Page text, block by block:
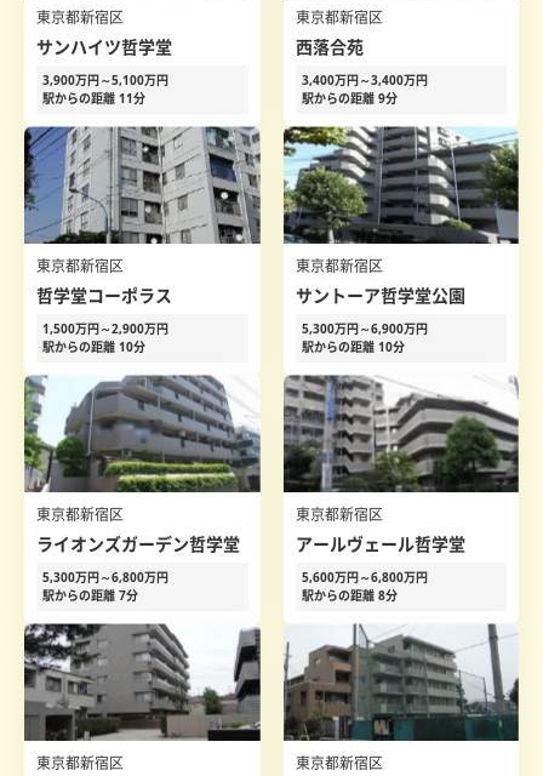
東京都新宿区
サンハイツ哲学堂
3,900万円～5,100万円
駅からの距離 11分
東京都新宿区
西落合苑
3,400万円～3,400万円
駅からの距離 9分
東京都新宿区
哲学堂コーポラス
1,500万円～2,900万円
駅からの距離 10分
東京都新宿区
サントーア哲学堂公園
5,300万円～6,900万円
駅からの距離 10分
東京都新宿区
ライオンズガーデン哲学堂
5,300万円～6,800万円
駅からの距離 7分
東京都新宿区
アールヴェール哲学堂
5,600万円～6,800万円
駅からの距離 8分
東京都新宿区 東京都新宿区